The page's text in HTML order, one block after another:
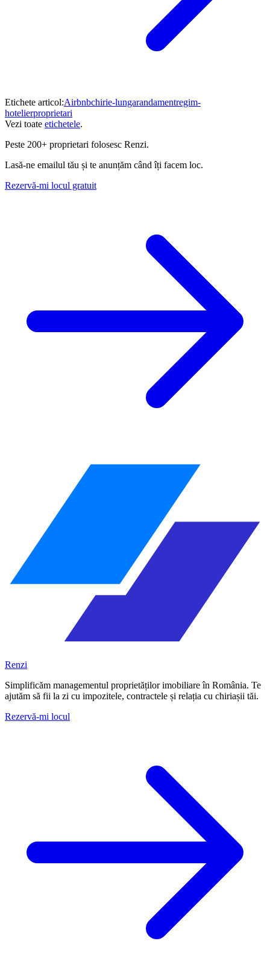
Etichete articol:Airbnbchirie-lungarandamentregim-
hotelierproprietari
Vezi toate etichetele.
Peste 200+ proprietari folosesc Renzi.
Lasă-ne emailul tău și te anunțăm când îți facem loc.
Rezervă-mi locul gratuit
Renzi
Simplificăm managementul proprietăților imobiliare în România. Te
ajutăm să fii la zi cu impozitele, contractele și relația cu chiriașii tăi.
Rezervă-mi locul